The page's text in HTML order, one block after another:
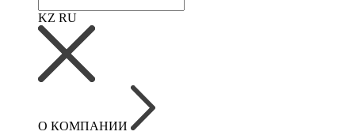
KZ RU
О КОМПАНИИ